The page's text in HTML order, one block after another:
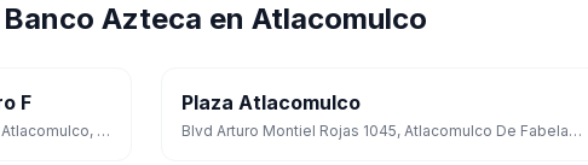
Azteca en Atlacomulco
F
Isidro Fabela 42, Atlacomulco De Fabela, Atlacomulco, Estado de México
Plaza Atlacomulco
Blvd Arturo Montiel Rojas 1045, Atlacomulco De Fabela, Atlacomulco, Estado de México